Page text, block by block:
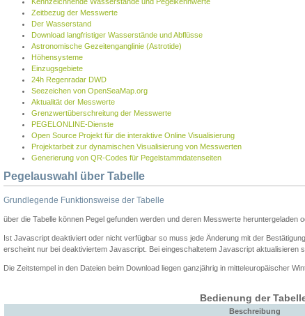
Zeitbezug der Messwerte
Der Wasserstand
Download langfristiger Wasserstände und Abflüsse
Astronomische Gezeitenganglinie (Astrotide)
Höhensysteme
Einzugsgebiete
24h Regenradar DWD
Seezeichen von OpenSeaMap.org
Aktualität der Messwerte
Grenzwertüberschreitung der Messwerte
PEGELONLINE-Dienste
Open Source Projekt für die interaktive Online Visualisierung
Projektarbeit zur dynamischen Visualisierung von Messwerten
Generierung von QR-Codes für Pegelstammdatenseiten
Pegelauswahl über Tabelle
Grundlegende Funktionsweise der Tabelle
über die Tabelle können Pegel gefunden werden und deren Messwerte heruntergeladen
Ist Javascript deaktiviert oder nicht verfügbar so muss jede Änderung mit der
erscheint nur bei deaktiviertem Javascript. Bei eingeschaltetem Javascript aktualisieren
Die Zeitstempel in den Dateien beim Download liegen ganzjährig in mitteleuropäischer
Bedienung der
Beschreibung